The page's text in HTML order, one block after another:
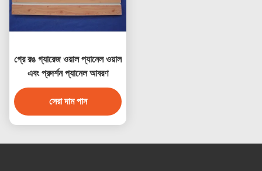
গ্রে রঙ গ্যারেজ ওয়াল প্যানেল ওয়াল
এবং প্রদর্শন প্যানেল আবরণ
সেরা দাম পান